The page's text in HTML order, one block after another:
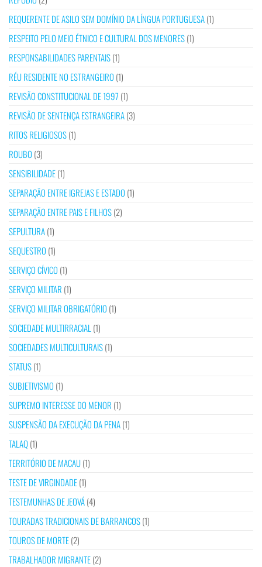
REQUERENTE DE ASILO SEM DOMÍNIO DA LÍNGUA PORTUGUESA(1)
RESPEITO PELO MEIO ÉTNICO E CULTURAL DOS MENORES(1)
RESPONSABILIDADES PARENTAIS(1)
RÉU RESIDENTE NO ESTRANGEIRO (1)
REVISÃO CONSTITUCIONAL DE 1997 (1)
REVISÃO DE SENTENÇA ESTRANGEIRA(3)
RITOS RELIGIOSOS(1)
ROUBO (3)
SENSIBILIDADE(1)
SEPARAÇÃO ENTRE IGREJAS E ESTADO (1)
SEPARAÇÃO ENTRE PAIS E FILHOS(2)
SEPULTURA(1)
SEQUESTRO (1)
SERVIÇO CÍVICO (1)
SERVIÇO MILITAR (1)
SERVIÇO MILITAR OBRIGATÓRIO (1)
SOCIEDADE MULTIRRACIAL (1)
SOCIEDADES MULTICULTURAIS(1)
STATUS(1)
SUBJETIVISMO (1)
SUPREMO INTERESSE DO MENOR (1)
SUSPENSÃO DA EXECUÇÃO DA PENA(1)
TALAQ(1)
TERRITÓRIO DE MACAU(1)
TESTE DE VIRGINDADE(1)
TESTEMUNHAS DE JEOVÁ(4)
TOURADAS TRADICIONAIS DE BARRANCOS(1)
TOUROS DE MORTE(2)
TRABALHADOR MIGRANTE(2)